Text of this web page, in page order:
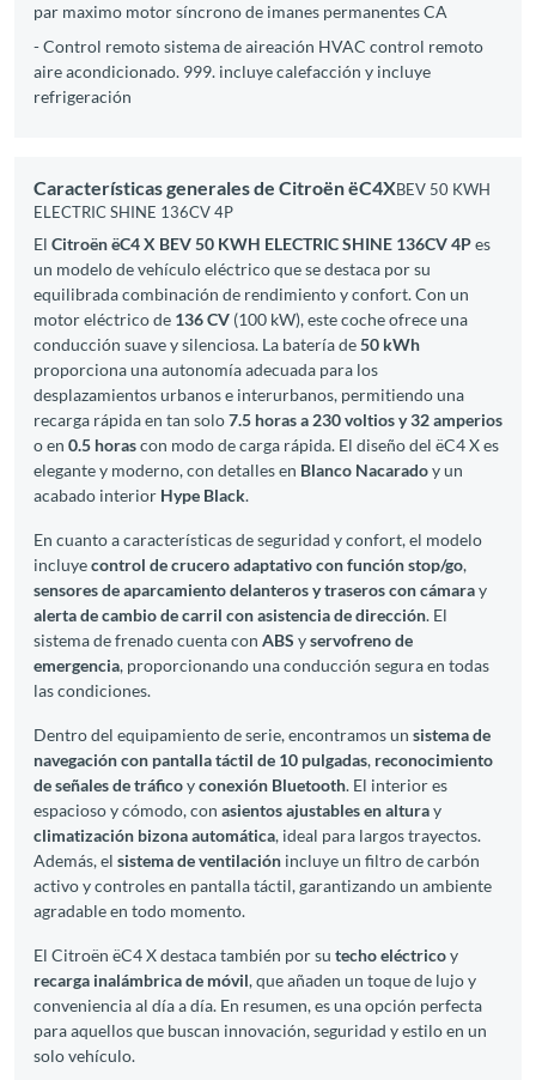
par maximo motor síncrono de imanes permanentes CA
- Control remoto sistema de aireación HVAC control remoto
aire acondicionado. 999. incluye calefacción y incluye
refrigeración
Características generales de Citroën ëC4XBEV 50 KWH
ELECTRIC SHINE 136CV 4P
El Citroën ëC4 X BEV 50 KWH ELECTRIC SHINE 136CV 4Pes
un modelo de vehículo eléctrico que se destaca por su
equilibrada combinación de rendimiento y confort. Con un
motor eléctrico de 136 CV (100 kW), este coche ofrece una
conducción suave y silenciosa. La batería de50 kWh
proporciona una autonomía adecuada para los
desplazamientos urbanos e interurbanos, permitiendo una
recarga rápida en tan solo7.5 horas a 230 voltios y 32 amperios
o en 0.5 horascon modo de carga rápida. El diseño del ëC4 X es
elegante y moderno, con detalles en Blanco Nacaradoy un
acabado interior Hype Black.
En cuanto a características de seguridad y confort, el modelo
incluyecontrol de crucero adaptativo con función stop/go,
sensores de aparcamiento delanteros y traseros con cámaray
alerta de cambio de carril con asistencia de dirección. El
sistema de frenado cuenta con ABS yservofreno de
emergencia, proporcionando una conducción segura en todas
las condiciones.
Dentro del equipamiento de serie, encontramos un sistema de
navegación con pantalla táctil de 10 pulgadas, reconocimiento
de señales de tráficoyconexión Bluetooth. El interior es
espacioso y cómodo, con asientos ajustables en alturay
climatización bizona automática, ideal para largos trayectos.
Además, el sistema de ventilación incluye un filtro de carbón
activo y controles en pantalla táctil, garantizando un ambiente
agradable en todo momento.
El Citroën ëC4 X destaca también por su techo eléctricoy
recarga inalámbrica de móvil, que añaden un toque de lujo y
conveniencia al día a día. En resumen, es una opción perfecta
para aquellos que buscan innovación, seguridad y estilo en un
solo vehículo.